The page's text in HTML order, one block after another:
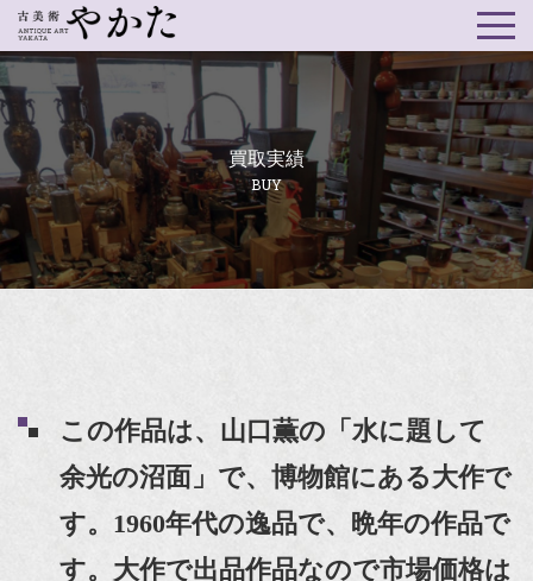
買取実績
BUY
この作品は、山口薫の「水に題して
余光の沼面」で、博物館にある大作で
す。1960年代の逸品で、晩年の作品で
す。大作で出品作品なので市場価格は